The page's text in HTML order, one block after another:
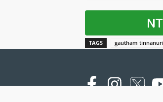
TAGS gautham tinnanuri